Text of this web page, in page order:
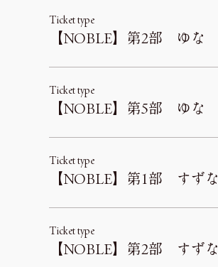
Ticket type
【NOBLE】第2部 ゆな
Ticket type
【NOBLE】第5部 ゆな
Ticket type
【NOBLE】第1部 すずな
Ticket type
【NOBLE】第2部 すずな